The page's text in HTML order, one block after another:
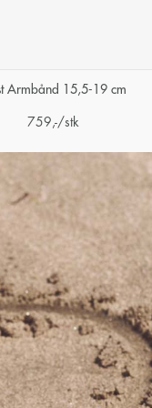
Armbånd 15,5-19 cm
759 ,-/stk